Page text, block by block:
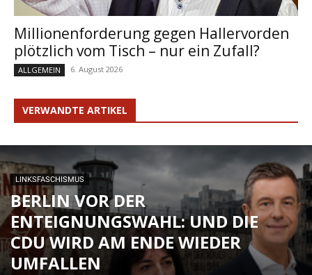
Millionenforderung gegen Hallervorden
plötzlich vom Tisch – nur ein Zufall?
ALLGEMEIN 6. August 2026
VERWANDTE ARTIKEL
LINKSFASCHISMUS
BERLIN VOR DER
ENTEIGNUNGSWAHL: UND DIE
CDU WIRD AM ENDE WIEDER
UMFALLEN